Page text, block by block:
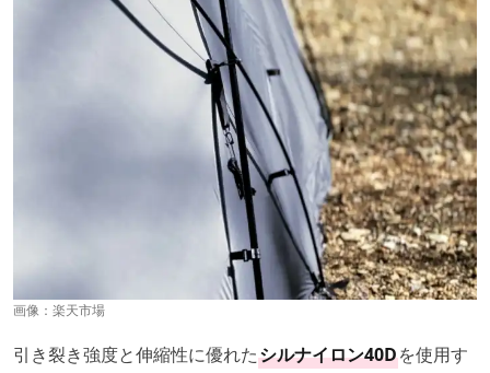
画像： 楽天市場
引き裂き強度と伸縮性に優れたシルナイロン40Dを使用す